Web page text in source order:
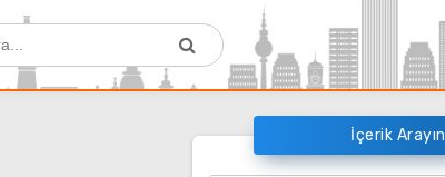
İçerik Arayın